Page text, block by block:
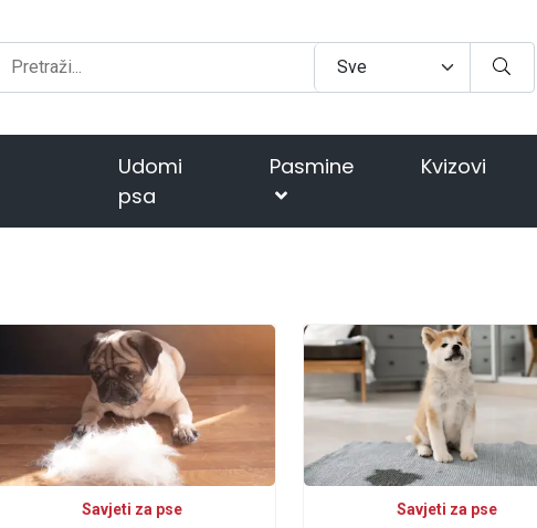
Udomi
psa
Pasmine Kvizovi
Savjeti za pse Savjeti za pse